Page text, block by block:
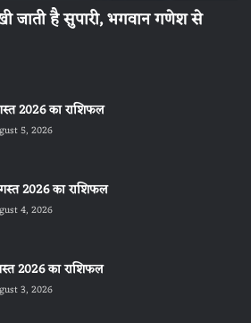
जाती है सुपारी, भगवान गणेश से
2026 का राशिफल
5, 2026
2026 का राशिफल
4, 2026
2026 का राशिफल
3, 2026